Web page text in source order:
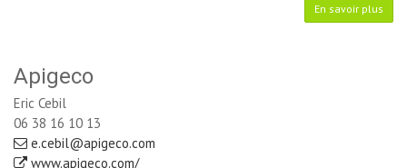
En savoir plus
Apigeco
Eric Cebil
06 38 16 10 13
e.cebil@apigeco.com
www.apigeco.com/